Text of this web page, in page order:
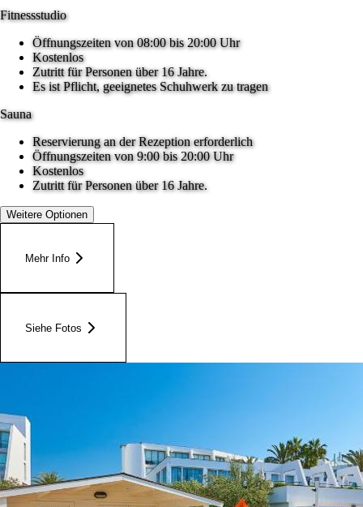
Fitnessstudio
Öffnungszeiten von 08:00 bis 20:00 Uhr
Kostenlos
Zutritt für Personen über 16 Jahre.
Es ist Pflicht, geeignetes Schuhwerk zu tragen
Sauna
Reservierung an der Rezeption erforderlich
Öffnungszeiten von 9:00 bis 20:00 Uhr
Kostenlos
Zutritt für Personen über 16 Jahre.
Weitere Optionen
Mehr Info
Siehe Fotos